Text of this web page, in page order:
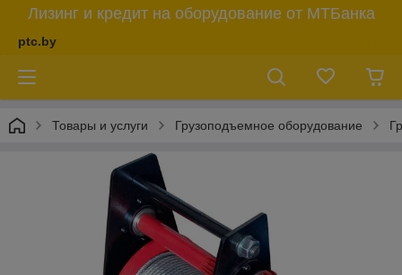
Лизинг и кредит на оборудование от МТБанка
ptc.by
Товары и услуги Грузоподъемное оборудование